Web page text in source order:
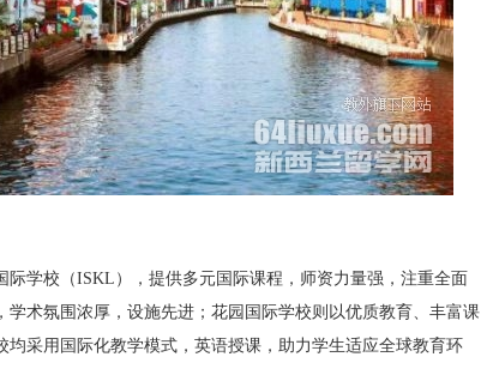
学校（ISKL），提供多元国际课程，师资力量强，注重全面
术氛围浓厚，设施先进；花园国际学校则以优质教育、丰富课
采用国际化教学模式，英语授课，助力学生适应全球教育环